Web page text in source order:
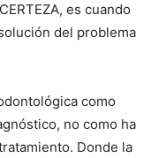
es cuando
del problema
como
no como ha
Donde la